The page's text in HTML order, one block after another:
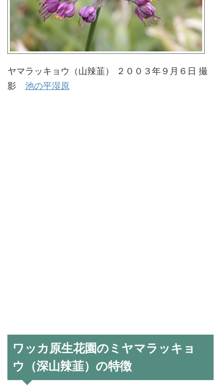
ヤマラッキョウ（山辣韮） ２００３年９月６日 撮
影 池の平湿原
ワッカ原生花園のミヤマラッキョ
ウ（深山辣韮）の特徴